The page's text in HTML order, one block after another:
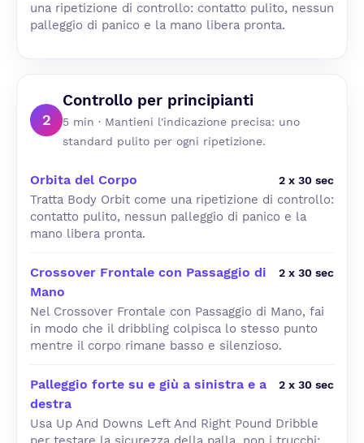
una ripetizione di controllo: contatto pulito, nessun
palleggio di panico e la mano libera pronta.
2
Controllo per principianti
5 min · Mantieni l'indicazione precisa: uno
standard pulito per ogni ripetizione.
Orbita del Corpo 2 x 30 sec
Tratta Body Orbit come una ripetizione di controllo:
contatto pulito, nessun palleggio di panico e la
mano libera pronta.
Crossover Frontale con Passaggio di
Mano
2 x 30 sec
Nel Crossover Frontale con Passaggio di Mano, fai
in modo che il dribbling colpisca lo stesso punto
mentre il corpo rimane basso e silenzioso.
Palleggio forte su e giù a sinistra e a
destra
2 x 30 sec
Usa Up And Downs Left And Right Pound Dribble